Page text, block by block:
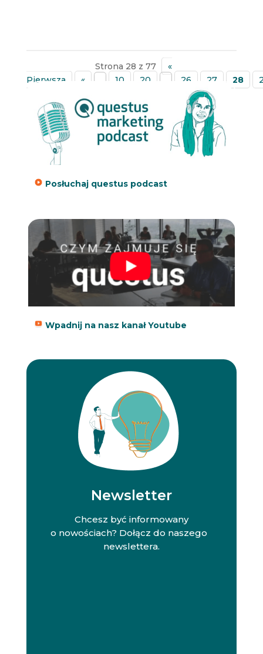
Strona 28 z 77
«
Pierwsza
« 10 20 26 27 28
Posłuchaj questus podcast
Wpadnij na nasz kanał Youtube
Newsletter
Chcesz być informowany
o nowościach? Dołącz do naszego
newslettera.